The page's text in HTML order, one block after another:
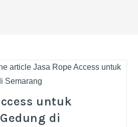
untuk
di